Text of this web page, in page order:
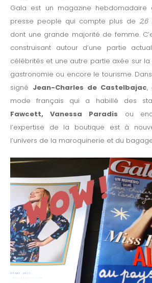
Gala est un magazine
presse people qui compte plus de 2,6
dont une grande majorité de femme.
construisant autour d’une partie
célébrités et une autre partie axée sur
gastronomie ou encore le tourisme.
signé Jean-Charles de Castelbajac,
mode français qui a habillé des
Fawcett, Vanessa Paradis ou
l’expertise de la boutique est à
l’univers de la maroquinerie et du